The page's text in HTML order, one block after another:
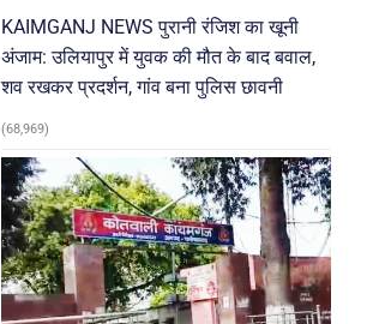
KAIMGANJ NEWS पुरानी रंजिश का खूनी
अंजाम: उलियापुर में युवक की मौत के बाद बवाल,
शव रखकर प्रदर्शन, गांव बना पुलिस छावनी
(68,969)